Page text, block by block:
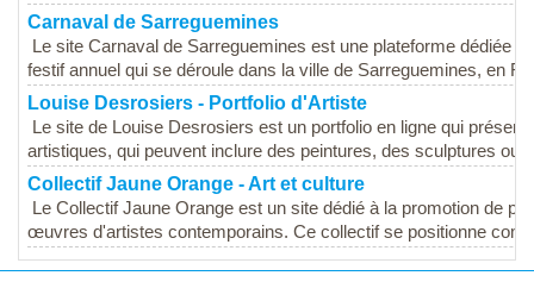
Carnaval de Sarreguemines
Le site Carnaval de Sarreguemines est une plateforme dédiée
festif annuel qui se déroule dans la ville de Sarreguemines, en
Louise Desrosiers - Portfolio d'Artiste
Le site de Louise Desrosiers est un portfolio en ligne qui
artistiques, qui peuvent inclure des peintures, des sculptures ou...
Collectif Jaune Orange - Art et culture
Le Collectif Jaune Orange est un site dédié à la promotion de
œuvres d'artistes contemporains. Ce collectif se positionne